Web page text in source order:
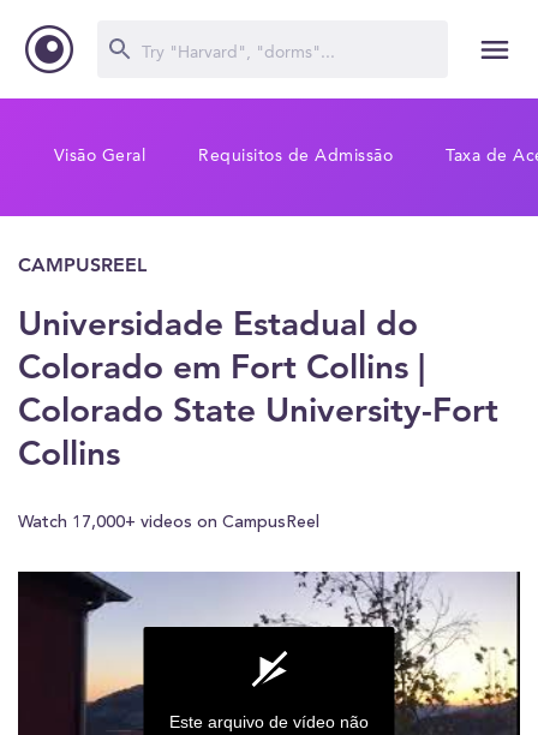
Visão Geral Requisitos de Admissão Taxa de
CAMPUSREEL
Universidade Estadual do
Colorado em Fort Collins |
Colorado State University-Fort
Collins
Watch 17,000+ videos on CampusReel
Este arquivo de vídeo não